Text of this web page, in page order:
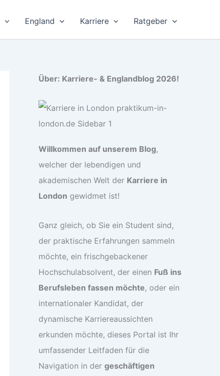
England Karriere Ratgeber
Über: Karriere- & Englandblog 2026!
Willkommen auf unserem Blog,
welcher der lebendigen und
akademischen Welt der Karriere in
London gewidmet ist!
Ganz gleich, ob Sie ein Student sind,
der praktische Erfahrungen sammeln
möchte, ein frischgebackener
Hochschulabsolvent, der einen Fuß ins
Berufsleben fassen möchte, oder ein
internationaler Kandidat, der
dynamische Karriereaussichten
erkunden möchte, dieses Portal ist Ihr
umfassender Leitfaden für die
Navigation in der geschäftigen